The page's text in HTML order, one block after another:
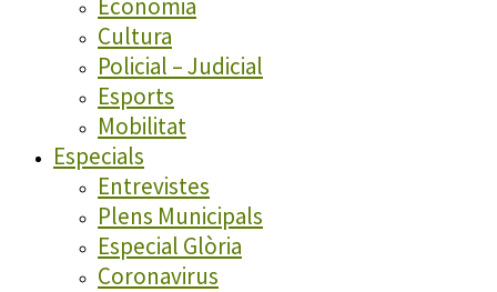
Cultura
Policial – Judicial
Esports
Mobilitat
Especials
Entrevistes
Plens Municipals
Especial Glòria
Coronavirus